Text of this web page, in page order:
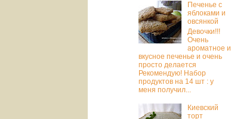
Печенье с
яблоками и
овсянкой
Девочки!!!
Очень
ароматное и
вкусное печенье и очень
просто делается
Рекомендую! Набор
продуктов на 14 шт : у
меня получил...
Киевский
торт